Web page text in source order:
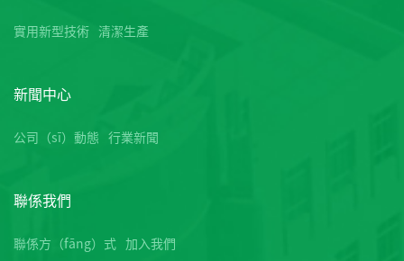
實用新型技術 清潔生產
新聞中心
公司（sī）動態 行業新聞
聯係我們
聯係方（fāng）式 加入我們